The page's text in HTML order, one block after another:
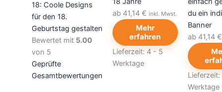
18: Coole Designs
für den 18.
Geburtstag gestalten
Bewertet mit 5.00
von 5
Geprüfte
Gesamtbewertungen
werden
ab 41,14 € inkl. Mwst.
Mehr
erfahren
Lieferzeit: 4 - 5
Werktage
werden
du ein
Banner
ab 41,14
Lieferzeit:
Werktage
werden